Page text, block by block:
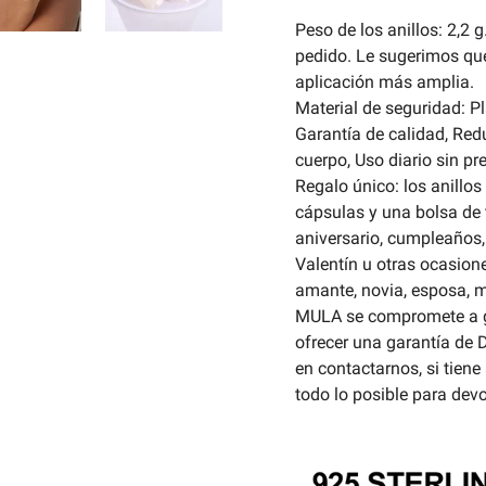
Peso de los anillos: 2,2
pedido. Le sugerimos
aplicación más amplia.
Material de seguridad:
Garantía de calidad,
cuerpo, Uso diario sin
Regalo único: los
cápsulas y una bolsa de
aniversario,
Valentín u otras
amante, novia, esposa,
MULA se compromete
ofrecer una garantía de
en contactarnos, si
todo lo posible para